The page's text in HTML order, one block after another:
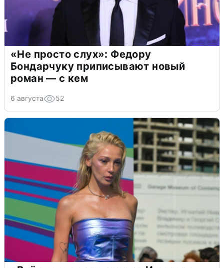
«Не просто слух»: Федору
Бондарчуку приписывают новый
роман — с кем
6 августа 52